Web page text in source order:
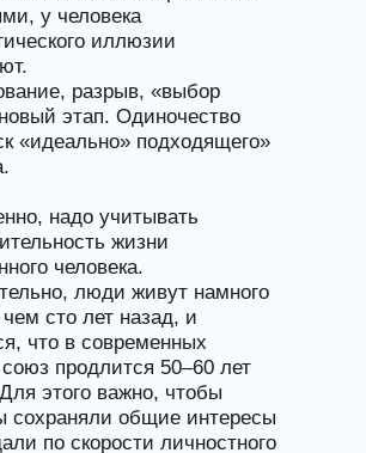
у человека
иллюзии
разрыв, «выбор
этап. Одиночество
«идеально» подходящего»
надо учитывать
жизни
человека.
люди живут намного
сто лет назад, и
что в современных
продлится 50–60 лет
этого важно, чтобы
сохраняли общие интересы
по скорости личностного